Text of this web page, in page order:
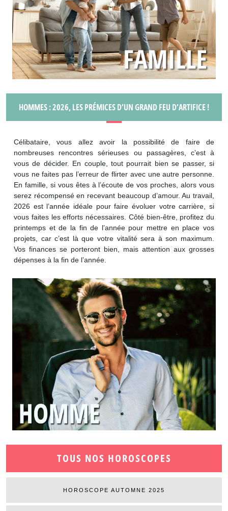
TOUS NOS HOROSCOPES
HOROSCOPE AUTOMNE 2025
HOMMES : 2026, LES PRÉMICES D’UN GRAND FEU D’ARTIFICE !
Célibataire, vous allez avoir la possibilité de faire de
nombreuses rencontres sérieuses ou passagères, c’est à
vous de décider. En couple, tout pourrait bien se passer, si
vous ne faites pas l’erreur de flirter avec une autre personne.
En famille, si vous êtes à l’écoute de vos proches, alors vous
serez récompensé en recevant beaucoup d’amour. Au travail,
2026 est l’année idéale pour faire évoluer votre carrière, si
vous faites les efforts nécessaires. Côté bien-être, profitez du
printemps et de la fin de l’année pour mettre en place vos
projets, car c’est là que votre vitalité sera à son maximum.
Vos finances se porteront bien, mais attention aux grosses
dépenses à la fin de l’année.